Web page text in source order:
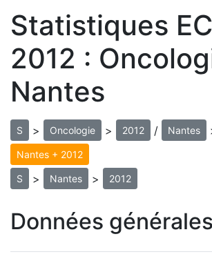
Statistiques
2012 :
Nantes
S > Oncologie > 2012 / Nantes
Nantes + 2012
S > Nantes > 2012
Données générales